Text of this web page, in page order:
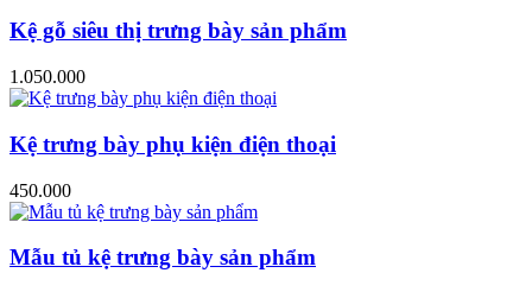
Kệ gỗ siêu thị trưng bày sản phẩm
1.050.000
Kệ trưng bày phụ kiện điện thoại
450.000
Mẫu tủ kệ trưng bày sản phẩm